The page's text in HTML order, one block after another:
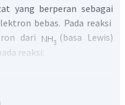
yang berperan sebagai
bebas. Pada reaksi
dari
(basa Lewis)
reaksi: